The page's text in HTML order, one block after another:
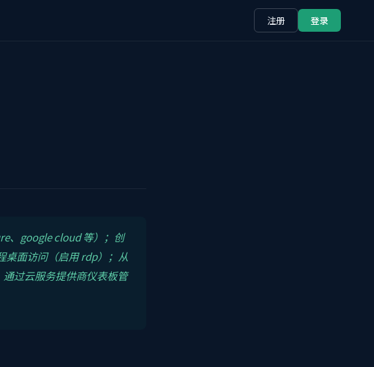
注册 登录
、google cloud 等）；创
桌面访问（启用 rdp）；从
过云服务提供商仪表板管